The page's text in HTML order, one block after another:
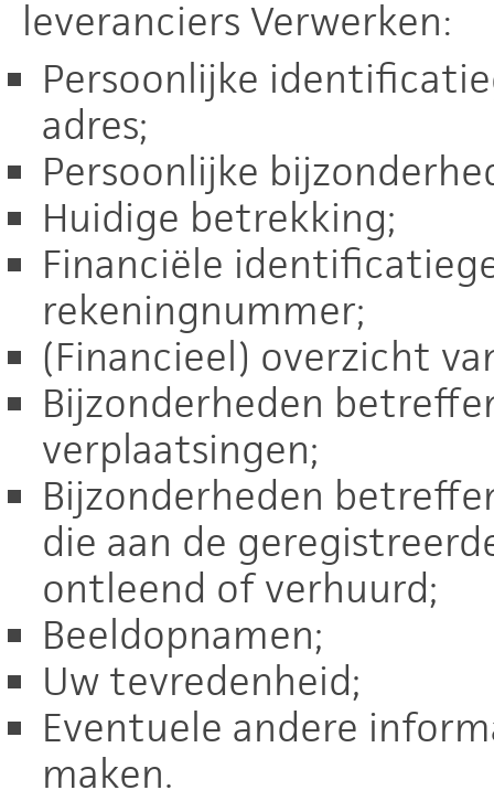
leveranciers Verwerken:
Persoonlijke
adres;
Persoonlijke
Huidige betrekking;
Financiële
rekeningnummer;
(Financieel) overzicht
Bijzonderheden
verplaatsingen;
Bijzonderheden
die aan de
ontleend of verhuurd;
Beeldopnamen;
Uw tevredenheid;
Eventuele andere
maken.